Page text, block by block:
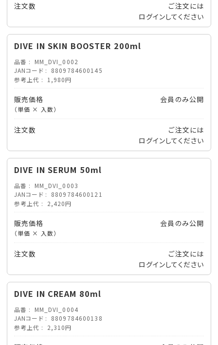
注文数
ご注文には
ログインしてください
DIVE IN SKIN BOOSTER 200ml
品番
MM_DVI_0002
JANコード
8809784600145
参考上代
1,980円
販売価格
（単価 × 入数）
会員のみ公開
注文数
ご注文には
ログインしてください
DIVE IN SERUM 50ml
品番
MM_DVI_0003
JANコード
8809784600121
参考上代
2,420円
販売価格
（単価 × 入数）
会員のみ公開
注文数
ご注文には
ログインしてください
DIVE IN CREAM 80ml
品番
MM_DVI_0004
JANコード
8809784600138
参考上代
2,310円